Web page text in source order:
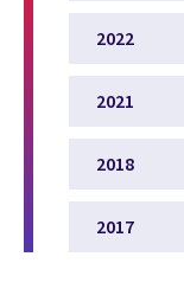
2022
2021
2018
2017